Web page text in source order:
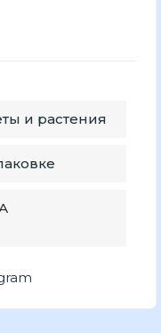
и растения